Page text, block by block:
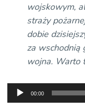
wojskowym,
straży
dobie
za wschodnią
wojna. Warto
Odtwarzacz
plików
00:00